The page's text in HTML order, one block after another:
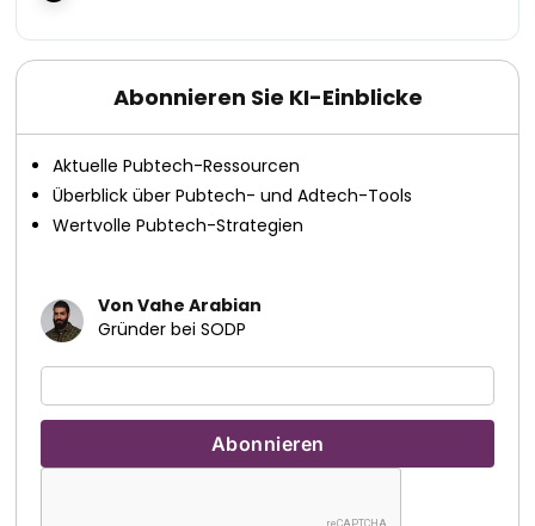
Abonnieren Sie KI-Einblicke
Aktuelle Pubtech-Ressourcen
Überblick über Pubtech- und Adtech-Tools
Wertvolle Pubtech-Strategien
Von Vahe Arabian
Gründer bei SODP